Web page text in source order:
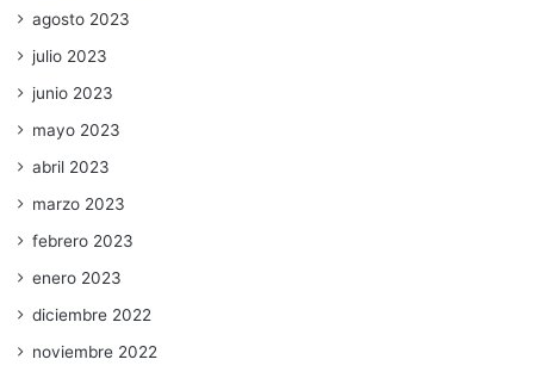
agosto 2023
julio 2023
junio 2023
mayo 2023
abril 2023
marzo 2023
febrero 2023
enero 2023
diciembre 2022
noviembre 2022